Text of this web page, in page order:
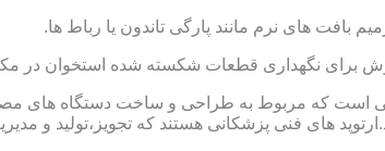
بافت های نرم مانند پارگی تاندون یا رباط ها.
برای نگهداری قطعات شکسته شده استخوان در
است که مربوط به طراحی و ساخت دستگاه های
های فنی پزشکانی هستند که تجویز،تولید و